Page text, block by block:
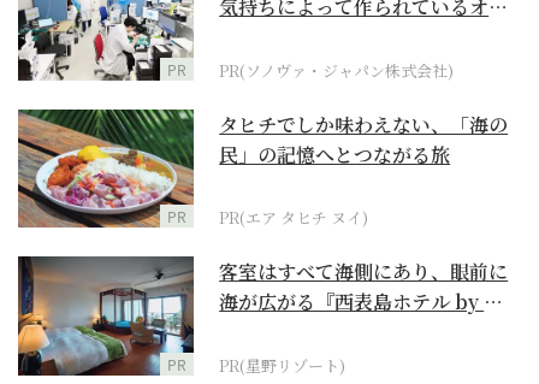
PR
気持ちによって作られているオー
PR(ソノヴァ・ジャパン株式会社)
PR
タヒチでしか味わえない、「海の
民」の記憶へとつながる旅
PR(エア タヒチ ヌイ)
PR
客室はすべて海側にあり、眼前に
海が広がる『西表島ホテル by 星
PR(星野リゾート)